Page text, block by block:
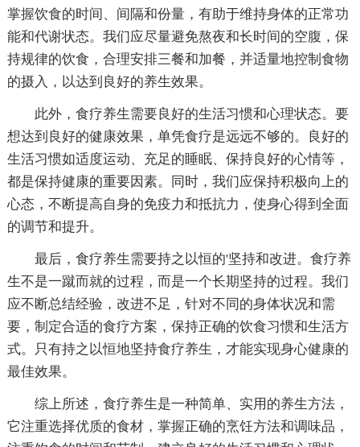
掌握饮食的时间、间隔和份量，有助于维持身体的正常功
能和代谢状态。我们应尽量避免熬夜和长时间的空腹，保
持规律的饮食，合理安排三餐和加餐，并适量地控制食物
的摄入，以达到良好的养生效果。
此外，食疗养生需要良好的生活习惯和心理状态。要
想达到良好的健康效果，单凭食疗是远远不够的。良好的
生活习惯如适度运动、充足的睡眠、保持良好的心情等，
都是保持健康的重要因素。同时，我们应保持积极向上的
心态，不断提高自身的免疫力和抵抗力，使身心得到全面
的调节和提升。
最后，食疗养生需要持之以恒的'坚持和改进。食疗养
生不是一蹴而就的过程，而是一个长期坚持的过程。我们
应不断总结经验，改进不足，针对不同的身体状况和需
要，制定合适的食疗方案，保持正确的饮食习惯和生活方
式。只有持之以恒地坚持食疗养生，才能实现身心健康的
最佳效果。
综上所述，食疗养生是一种简单、实用的养生方法，
它注重选择优质的食材，掌握正确的烹饪方法和调味品，